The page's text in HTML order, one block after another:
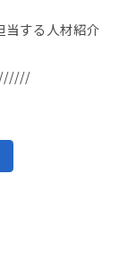
当する人材紹介